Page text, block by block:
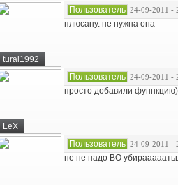
tural1992
Пользователь 24-09-2011 -
плюсану. не нужна она
LeX
Пользователь 24-09-2011 -
просто добавили
Пользователь 24-09-2011 -
не не надо BO